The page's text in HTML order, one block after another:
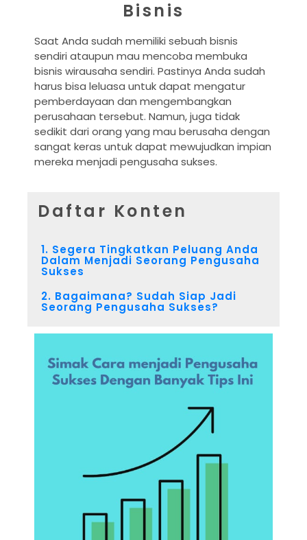
Bisnis
Saat Anda sudah memiliki sebuah bisnis
sendiri ataupun mau mencoba membuka
bisnis wirausaha sendiri. Pastinya Anda sudah
harus bisa leluasa untuk dapat mengatur
pemberdayaan dan mengembangkan
perusahaan tersebut. Namun, juga tidak
sedikit dari orang yang mau berusaha dengan
sangat keras untuk dapat mewujudkan impian
mereka menjadi pengusaha sukses.
Daftar Konten
1. Segera Tingkatkan Peluang Anda
Dalam Menjadi Seorang Pengusaha
Sukses
2. Bagaimana? Sudah Siap Jadi
Seorang Pengusaha Sukses?